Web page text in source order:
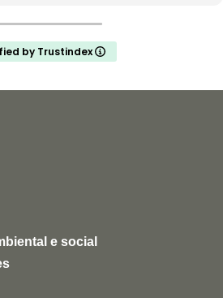
mostra que este é o futuro do
da conservação. Depois desta
com os jardins zoológicos
da vida selvagem,
autêntica e altamente
quer conhecer a natureza
by Trustindex
e social